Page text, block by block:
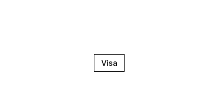
Visa